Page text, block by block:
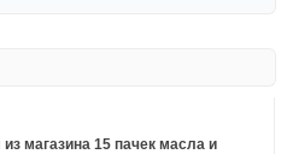
магазина 15 пачек масла и